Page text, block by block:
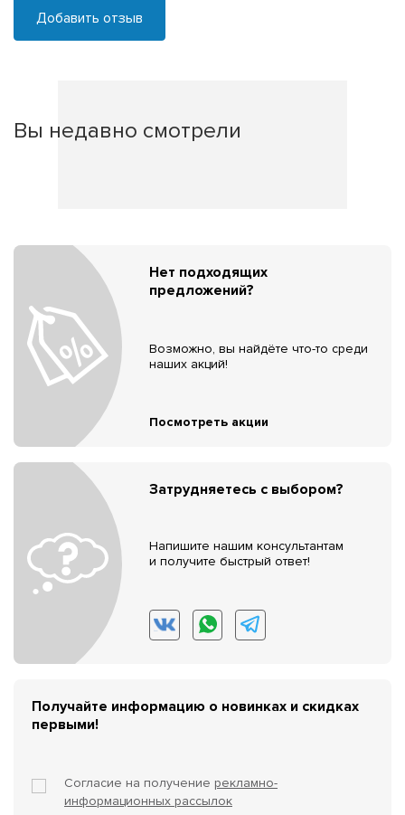
Добавить отзыв
Вы недавно смотрели
Нет подходящих
предложений?
Возможно, вы найдёте что-то среди
наших акций!
Посмотреть акции
Затрудняетесь с выбором?
Напишите нашим консультантам
и получите быстрый ответ!
Получайте информацию о новинках и скидках
первыми!
Согласие на получение рекламно-
информационных рассылок